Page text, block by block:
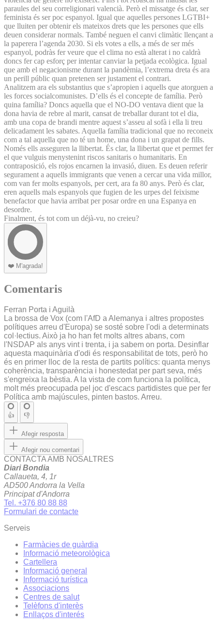
paraules del seu correligionari valencià. Però el missatge és clar, ser
feminista és ser poc espanyol. Igual que aquelles persones LGTBI+
que lluiten per obtenir els mateixos drets que les persones que ells
deuen considerar normals. També neguen el canvi climàtic llençant a
la paperera l’agenda 2030. Si els votes a ells, a més de ser més
espanyol, podràs fer veure que el clima no està alterat i no caldrà
doncs fer cap esforç per intentar canviar la petjada ecològica. Igual
que amb el negacionisme durant la pandèmia, l’extrema dreta és ara
un perill públic quan pretenen ser justament el contrari.
Analitzem ara els substantius que s’apropien i aquells que atorguen a
les forces socialcomunistes. D’ells és el concepte de família. Però
quina família? Doncs aquella que el NO-DO ventava dient que la
dona havia de rebre al marit, cansat de treballar durant tot el dia,
amb una copa de brandi mentre aquest s’asseu al sofà i ella li treu
delicadament les sabates. Aquella família tradicional que no reconeix
com a tal aquella que no té un home, una dona i un grapat de fills.
Només ells asseguren la llibertat. És clar, la llibertat que et permet fer
el que vulguis menystenint riscos sanitaris o humanitaris. En
contraposició, els rojos encarnen la invasió, diuen. Es deuen referir
segurament a aquells immigrants que venen a cercar una vida millor,
com van fer molts espanyols, per cert, ara fa 80 anys. Però és clar,
eren aquells mals espanyols que fugien de les urpes del feixisme
benefactor que havia arribat per posar ordre en una Espanya en
desordre.
Finalment, és tot com un déjà-vu, no creieu?
❤️ M'agrada!
Comentaris
Ferran Porta i Aguilà
La brossa de Vox (com l'AfD a Alemanya i altres propostes
polítiques arreu d'Europa) se sosté sobre l'odi a determinats
col·lectius. Això ja ho han fet molts altres abans, com
l'NSDAP als anys vint i trenta, i ja sabem on porta. Desinflar
aquesta maquinària d'odi és responsabilitat de tots, però ho
és en primer lloc de la resta de partits polítics: quanta menys
coherència, transparència i honestedat per part seva, més
s'engreixa la bèstia. A la vista de com funciona la política,
molt més preocupada pel joc d'escacs partidistes que per fer
Política amb majúscules, pinten bastos. Arreu.
👍 👎
Afegir resposta
Afegir nou comentari
CONTACTA AMB NOSALTRES
Diari Bondia
Callaueta, 4, 1r
AD500 Andorra la Vella
Principat d'Andorra
Tel. +376 80 88 88
Formulari de contacte
Serveis
Farmàcies de guàrdia
Informació meteorològica
Cartellera
Informació general
Informació turística
Associacions
Centres de salut
Telèfons d'interès
Enllaços d'interés